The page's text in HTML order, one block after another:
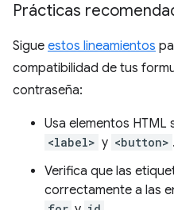
Prácticas
Sigue estos lineamientos
compatibilidad de tus
contraseña:
Usa elementos HTML
<label> y <button> .
Verifica que las
correctamente a las